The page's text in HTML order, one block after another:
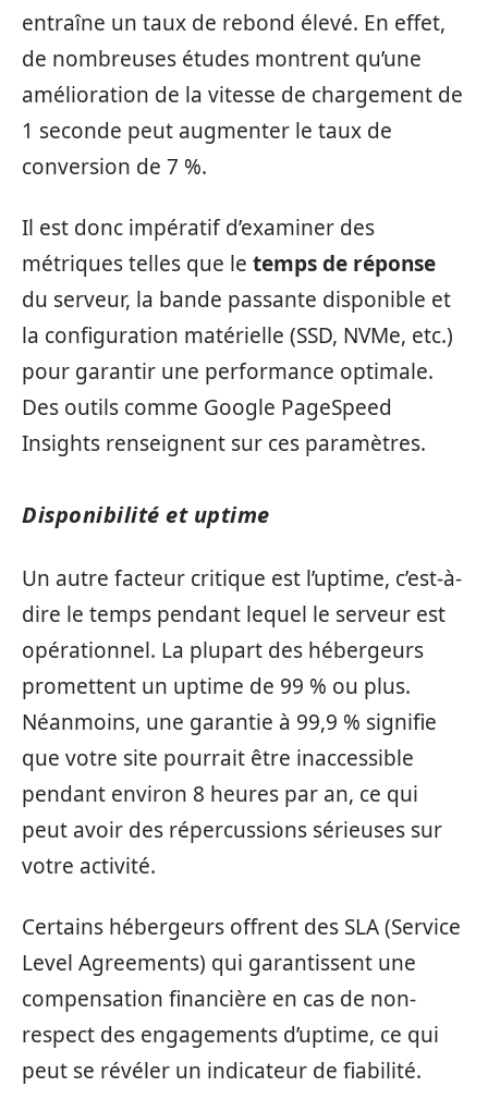
entraîne un taux de rebond élevé. En effet,
de nombreuses études montrent qu’une
amélioration de la vitesse de chargement de
1 seconde peut augmenter le taux de
conversion de 7 %.
Il est donc impératif d’examiner des
métriques telles que le temps de réponse
du serveur, la bande passante disponible et
la configuration matérielle (SSD, NVMe, etc.)
pour garantir une performance optimale.
Des outils comme Google PageSpeed
Insights renseignent sur ces paramètres.
Disponibilité et uptime
Un autre facteur critique est l’uptime, c’est-à-
dire le temps pendant lequel le serveur est
opérationnel. La plupart des hébergeurs
promettent un uptime de 99 % ou plus.
Néanmoins, une garantie à 99,9 % signifie
que votre site pourrait être inaccessible
pendant environ 8 heures par an, ce qui
peut avoir des répercussions sérieuses sur
votre activité.
Certains hébergeurs offrent des SLA (Service
Level Agreements) qui garantissent une
compensation financière en cas de non-
respect des engagements d’uptime, ce qui
peut se révéler un indicateur de fiabilité.